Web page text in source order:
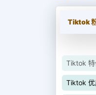
Tiktok
Tiktok 特
Tiktok 优